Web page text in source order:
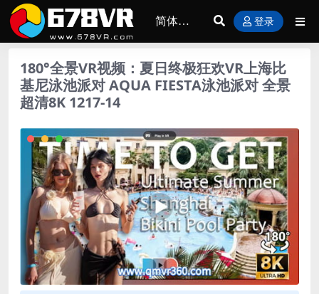
登录
180°全景VR视频：夏日终极狂欢VR上海比
基尼泳池派对 AQUA FIESTA泳池派对 全景
超清8K 1217-14